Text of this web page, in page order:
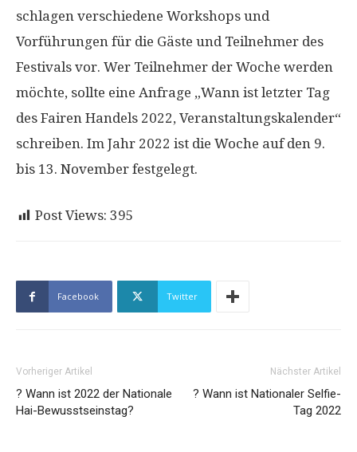
schlagen verschiedene Workshops und
Vorführungen für die Gäste und Teilnehmer des
Festivals vor. Wer Teilnehmer der Woche werden
möchte, sollte eine Anfrage „Wann ist letzter Tag
des Fairen Handels 2022, Veranstaltungskalender“
schreiben. Im Jahr 2022 ist die Woche auf den 9.
bis 13. November festgelegt.
Post Views: 395
Facebook Twitter
Vorheriger Artikel
? Wann ist 2022 der Nationale
Hai-Bewusstseinstag?
Nächster Artikel
? Wann ist Nationaler Selfie-
Tag 2022